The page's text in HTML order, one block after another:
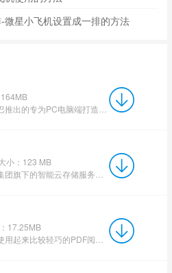
星小飞机设置成一排的方法
小：123 MB
17.25MB